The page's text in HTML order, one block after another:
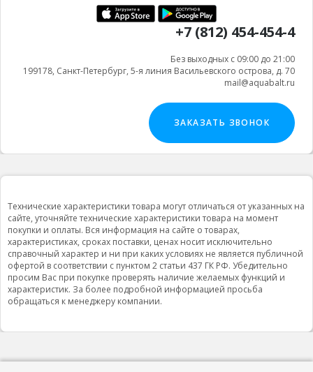
+7 (812) 454-454-4
Без выходных с 09:00 до 21:00
199178, Санкт-Петербург, 5-я линия Васильевского острова, д. 70
mail@aquabalt.ru
ЗАКАЗАТЬ ЗВОНОК
Технические характеристики товара могут отличаться от указанных на
сайте, уточняйте технические характеристики товара на момент
покупки и оплаты. Вся информация на сайте о товарах,
характеристиках, сроках поставки, ценах носит исключительно
справочный характер и ни при каких условиях не является публичной
офертой в соответствии с пунктом 2 статьи 437 ГК РФ. Убедительно
просим Вас при покупке проверять наличие желаемых функций и
характеристик. За более подробной информацией просьба
обращаться к менеджеру компании.